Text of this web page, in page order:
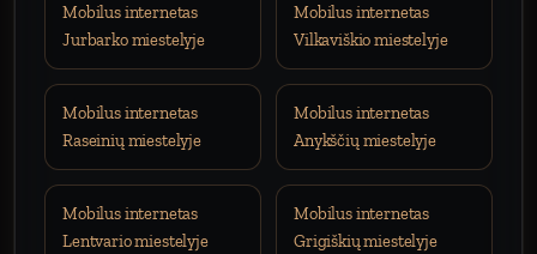
Mobilus internetas
Jurbarko miestelyje
Mobilus internetas
Vilkaviškio miestelyje
Mobilus internetas
Raseinių miestelyje
Mobilus internetas
Anykščių miestelyje
Mobilus internetas
Lentvario miestelyje
Mobilus internetas
Grigiškių miestelyje